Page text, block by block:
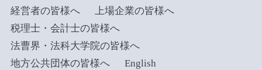
経営者の皆様へ
上場企業の皆様へ
税理士・会計士の皆様へ
法曹界・法科大学院の皆様へ
地方公共団体の皆様へ
English